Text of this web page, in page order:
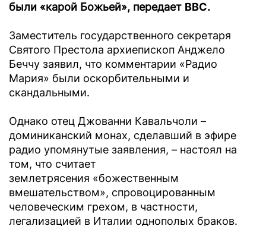
были «карой Божьей», передает ВВС.
Заместитель государственного секретаря
Святого Престола архиепископ Анджело
Беччу заявил, что комментарии «Радио
Мария» были оскорбительными и
скандальными.
Однако отец Джованни Кавальчоли –
доминиканский монах, сделавший в эфире
радио упомянутые заявления, – настоял на
том, что считает
землетрясения «божественным
вмешательством», спровоцированным
человеческим грехом, в частности,
легализацией в Италии однополых браков.